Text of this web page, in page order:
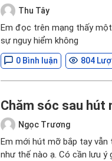
Thu Tây
Em đọc trên mạng thấy
sự nguy hiểm không
0 Bình luận 804
Chăm sóc sau hút
Ngọc Trương
Em mới hút mỡ bắp tay
như thế nào ạ. Có cần lưu ý